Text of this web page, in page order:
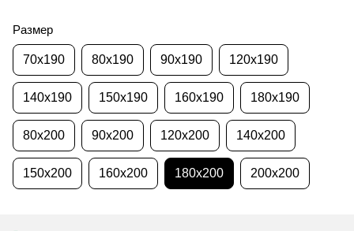
Размер
70x190 80x190 90x190 120x190
140x190 150x190 160x190 180x190
80x200 90x200 120x200 140x200
150x200 160x200 180x200 200x200